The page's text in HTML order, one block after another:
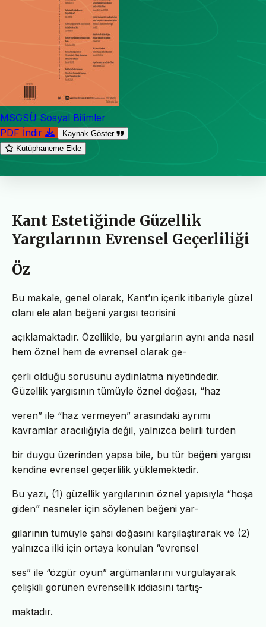
MSGSÜ Sosyal Bilimler
PDF İndir
Kaynak Göster
Kütüphaneme Ekle
Kant Estetiğinde Güzellik
Yargılarının Evrensel Geçerliliği
Öz
Bu makale, genel olarak, Kant’ın içerik itibariyle güzel
olanı ele alan beğeni yargısı teorisini
açıklamaktadır. Özellikle, bu yargıların aynı anda nasıl
hem öznel hem de evrensel olarak ge-
çerli olduğu sorusunu aydınlatma niyetindedir.
Güzellik yargısının tümüyle öznel doğası, “haz
veren” ile “haz vermeyen” arasındaki ayrımı
kavramlar aracılığıyla değil, yalnızca belirli türden
bir duygu üzerinden yapsa bile, bu tür beğeni yargısı
kendine evrensel geçerlilik yüklemektedir.
Bu yazı, (1) güzellik yargılarının öznel yapısıyla “hoşa
giden” nesneler için söylenen beğeni yar-
gılarının tümüyle şahsi doğasını karşılaştırarak ve (2)
yalnızca ilki için ortaya konulan “evrensel
ses” ile “özgür oyun” argümanlarını vurgulayarak
çelişkili görünen evrensellik iddiasını tartış-
maktadır.